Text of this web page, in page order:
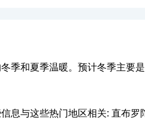
季和夏季温暖。预计冬季主要
息与这些热门地区相关: 直布罗